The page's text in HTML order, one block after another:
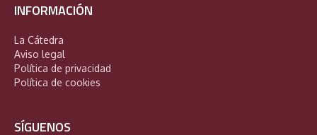
INFORMACIÓN
La Cátedra
Aviso legal
Política de privacidad
Política de cookies
SÍGUENOS